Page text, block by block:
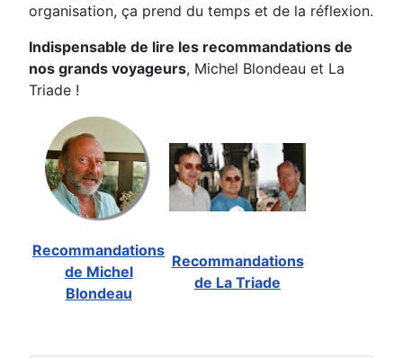
organisation, ça prend du temps et de la réflexion.
Indispensable de lire les recommandations de
nos grands voyageurs, Michel Blondeau et La
Triade !
Recommandations
de Michel
Blondeau
Recommandations
de La Triade